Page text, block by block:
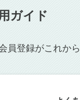
ガイド
員登録がこれか